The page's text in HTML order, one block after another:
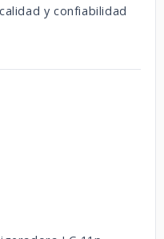
y confiabilidad